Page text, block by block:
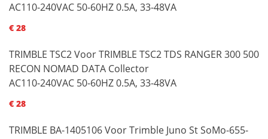
AC110-240VAC 50-60HZ 0.5A, 33-48VA
€ 28
TRIMBLE TSC2 Voor TRIMBLE TSC2 TDS RANGER 300 500
RECON NOMAD DATA Collector
AC110-240VAC 50-60HZ 0.5A, 33-48VA
€ 28
TRIMBLE BA-1405106 Voor Trimble Juno St SoMo-655-